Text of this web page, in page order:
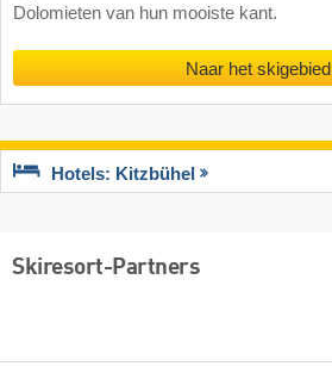
Dolomieten van hun mooiste kant.
Naar het skigebied
Hotels: Kitzbühel
Skiresort-Partners